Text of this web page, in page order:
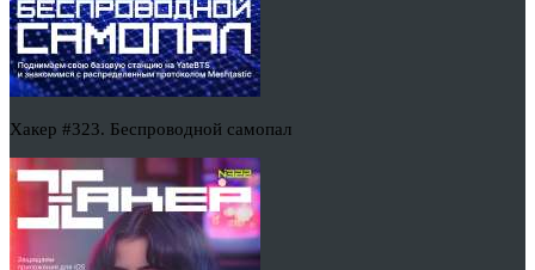
Хакер #323. Беспроводной самопал